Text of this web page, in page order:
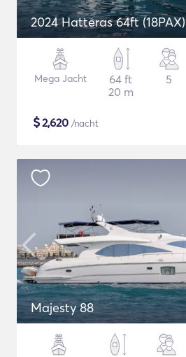
2024 Hatteras 64ft (18PAX)
Mega Jacht
64 ft
20 m
5
$2,620 /nacht
Majesty 88